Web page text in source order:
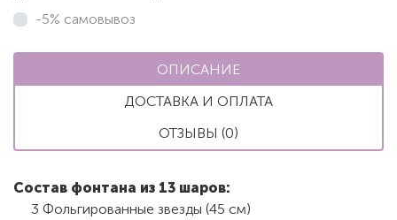
-5% самовывоз
ОПИСАНИЕ
ДОСТАВКА И ОПЛАТА
ОТЗЫВЫ (0)
Состав фонтана из 13 шаров:
3 Фольгированные звезды (45 см)